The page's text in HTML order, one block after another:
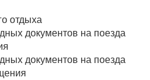
отдыха
документов на поезда
документов на поезда